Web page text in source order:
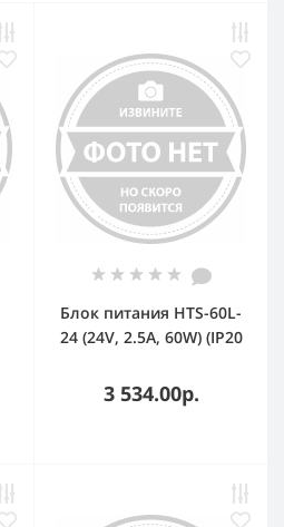
Блок питания HTS-60L-
24 (24V, 2.5A, 60W) (IP20
3 534.00р.